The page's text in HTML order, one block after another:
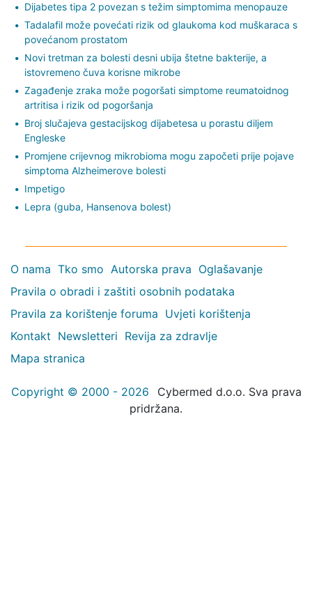
Dijabetes tipa 2 povezan s težim simptomima menopauze
Tadalafil može povećati rizik od glaukoma kod muškaraca s
povećanom prostatom
Novi tretman za bolesti desni ubija štetne bakterije, a
istovremeno čuva korisne mikrobe
Zagađenje zraka može pogoršati simptome reumatoidnog
artritisa i rizik od pogoršanja
Broj slučajeva gestacijskog dijabetesa u porastu diljem
Engleske
Promjene crijevnog mikrobioma mogu započeti prije pojave
simptoma Alzheimerove bolesti
Impetigo
Lepra (guba, Hansenova bolest)
O nama Tko smo Autorska prava Oglašavanje
Pravila o obradi i zaštiti osobnih podataka
Pravila za korištenje foruma Uvjeti korištenja
Kontakt Newsletteri Revija za zdravlje
Mapa stranica
Copyright © 2000 - 2026
Cybermed d.o.o. Sva prava
pridržana.